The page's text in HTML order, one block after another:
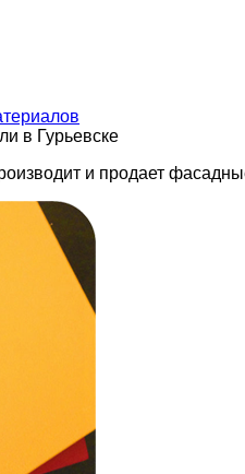
в Гурьевске
и продает